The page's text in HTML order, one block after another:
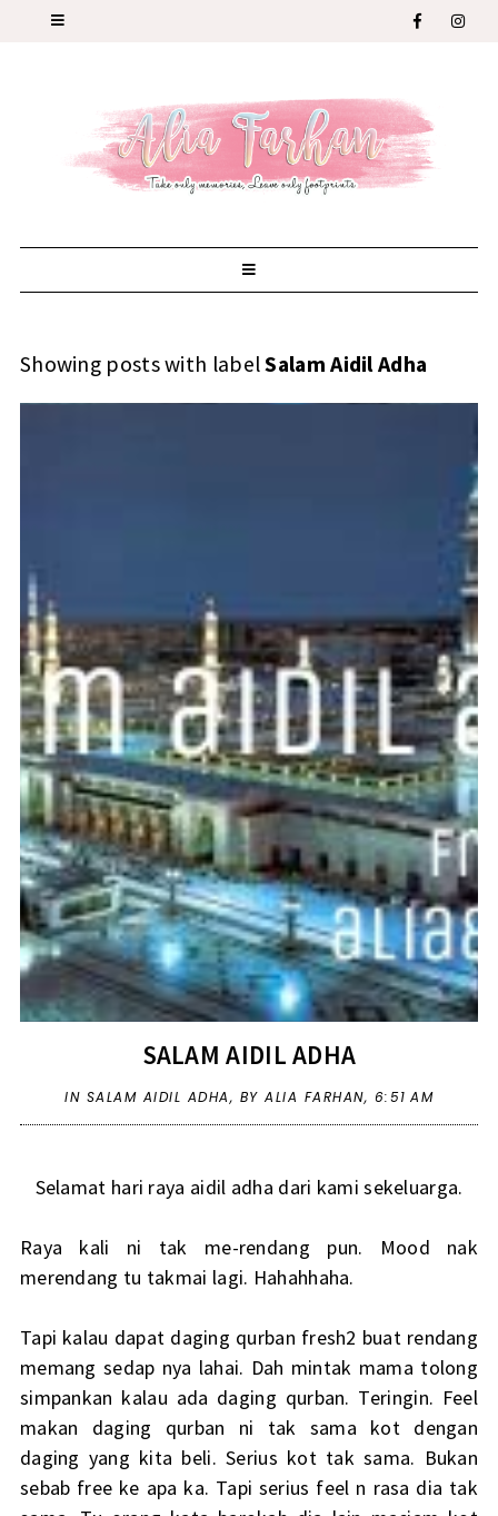
Showing posts with labelSalam Aidil Adha
SALAM AIDIL ADHA
IN SALAM AIDIL ADHA, BY ALIA FARHAN, 6:51 AM
Selamat hari raya aidil adha dari kami sekeluarga.
Raya kali ni tak me-rendang pun. Mood nak
merendang tu takmai lagi. Hahahhaha.
Tapi kalau dapat daging qurban fresh2 buat rendang
memang sedap nya lahai. Dah mintak mama tolong
simpankan kalau ada daging qurban. Teringin. Feel
makan daging qurban ni tak sama kot dengan
daging yang kita beli. Serius kot tak sama. Bukan
sebab free ke apa ka. Tapi serius feel n rasa dia tak